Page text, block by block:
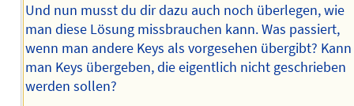
Und nun musst du dir dazu auch noch überlegen, wie
man diese Lösung missbrauchen kann. Was passiert,
wenn man andere Keys als vorgesehen übergibt? Kann
man Keys übergeben, die eigentlich nicht geschrieben
werden sollen?